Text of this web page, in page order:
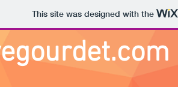
This site was designed with the